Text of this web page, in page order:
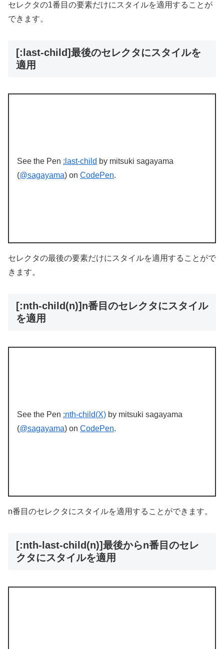
セレクタの1番目の要素だけにスタイルを適用することが
できます。
[:last-child]最後のセレクタにスタイルを
適用
See the Pen :last-child by mitsuki sagayama
(@sagayama) on CodePen.
セレクタの最後の要素だけにスタイルを適用することがで
きます。
[:nth-child(n)]n番目のセレクタにスタイル
を適用
See the Pen :nth-child(X) by mitsuki sagayama
(@sagayama) on CodePen.
n番目のセレクタにスタイルを適用することができます。
[:nth-last-child(n)]最後からn番目のセレ
クタにスタイルを適用